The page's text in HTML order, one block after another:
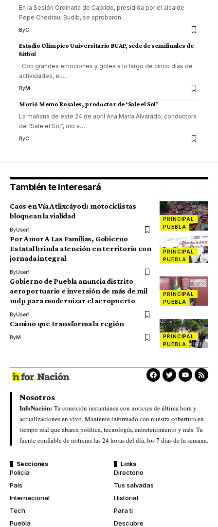
En la Sesión Ordinaria de Cabildo, presidida por el alcalde
Pepe Chedraui Budib, se aprobaron…
ByC
Estadio Olímpico Universitario BUAP, sede de semifinales de
fútbol
Con grandes emociones y goles a lo largo de cinco días de
actividades, el…
ByM
Murió Memo Rosales, productor de ‘Sale el Sol’
La mañana de este 24 de abril Ana María Alvarado, conductora
de “Sale el Sol”, dio a…
ByC
También te interesará
PRINCIPAL
PUEBLA
Caos en Vía Atlixcáyotl: motociclistas
bloquean la vialidad
ByUser1
PRINCIPAL
PUEBLA
Por Amor A Las Familias, Gobierno
Estatal brinda atención en territorio con
jornada integral
ByUser1
PRINCIPAL
PUEBLA
Gobierno de Puebla anuncia distrito
aeroportuario e inversión de más de mil
mdp para modernizar el aeropuerto
ByUser1
PRINCIPAL
PUEBLA
Camino que transforma la región
ByM
Nosotros
InfoNación: Tu conexión instantánea con noticias de última hora y
actualizaciones en vivo. Mantente informado con nuestra cobertura en
tiempo real que abarca política, tecnología, entretenimiento y más. Tu
fuente confiable de noticias las 24 horas del día, los 7 días de la semana.
Secciones
Policía
País
Internacional
Tech
Puebla
Links
Directorio
Tus salvadas
Historial
Para ti
Descubre